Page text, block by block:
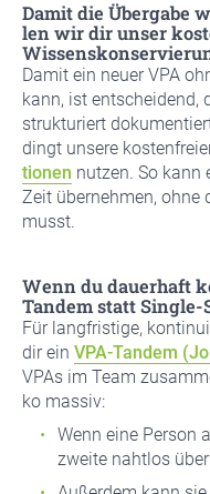
Damit die Über­ga­be
len wir dir unser
Damit ein neu­er VPA
kann, ist ent­schei­dend,
struk­tu­riert
dingt unse­re
tio­nen nut­zen. So kann
Zeit über­neh­men, ohne
musst.
Wenn du dau­er­haft
Tan­dem statt Sin­gle-
Für lang­fris­ti­ge,
dir ein VPA-Tan­dem
VPAs im Team
ko mas­siv:
Wenn eine Per­son
zwei­te naht­los